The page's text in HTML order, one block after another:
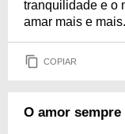
tranquilidade e o
amar mais e mais.
COPIAR
O amor